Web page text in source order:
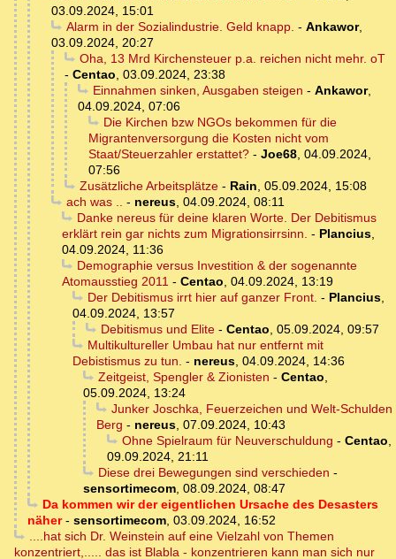
03.09.2024, 15:01
Alarm in der Sozialindustrie. Geld knapp. - Ankawor,
03.09.2024, 20:27
Oha, 13 Mrd Kirchensteuer p.a. reichen nicht mehr. oT
- Centao, 03.09.2024, 23:38
Einnahmen sinken, Ausgaben steigen - Ankawor,
04.09.2024, 07:06
Die Kirchen bzw NGOs bekommen für die
Migrantenversorgung die Kosten nicht vom
Staat/Steuerzahler erstattet? - Joe68, 04.09.2024,
07:56
Zusätzliche Arbeitsplätze- Rain, 05.09.2024, 15:08
ach was .. - nereus, 04.09.2024, 08:11
Danke nereus für deine klaren Worte. Der Debitismus
erklärt rein gar nichts zum Migrationsirrsinn. - Plancius,
04.09.2024, 11:36
Demographie versus Investition & der sogenannte
Atomausstieg 2011 - Centao, 04.09.2024, 13:19
Der Debitismus irrt hier auf ganzer Front. - Plancius,
04.09.2024, 13:57
Debitismus und Elite- Centao, 05.09.2024, 09:57
Multikultureller Umbau hat nur entfernt mit
Debistismus zu tun. - nereus, 04.09.2024, 14:36
Zeitgeist, Spengler & Zionisten - Centao,
05.09.2024, 13:24
Junker Joschka, Feuerzeichen und Welt-Schulden
Berg - nereus, 07.09.2024, 10:43
Ohne Spielraum für Neuverschuldung - Centao,
09.09.2024, 21:11
Diese drei Bewegungen sind verschieden -
sensortimecom, 08.09.2024, 08:47
Da kommen wir der eigentlichen Ursache des Desasters
näher- sensortimecom, 03.09.2024, 16:52
....hat sich Dr. Weinstein auf eine Vielzahl von Themen
konzentriert,..... das ist Blabla - konzentrieren kann man sich nur